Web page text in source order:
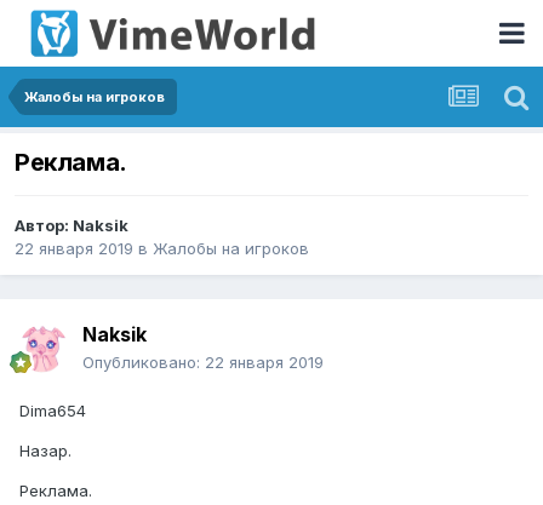
Жалобы на игроков
Реклама.
Автор: Naksik
22 января 2019 в Жалобы на игроков
Naksik
Опубликовано: 22 января 2019
Dima654
Назар.
Реклама.